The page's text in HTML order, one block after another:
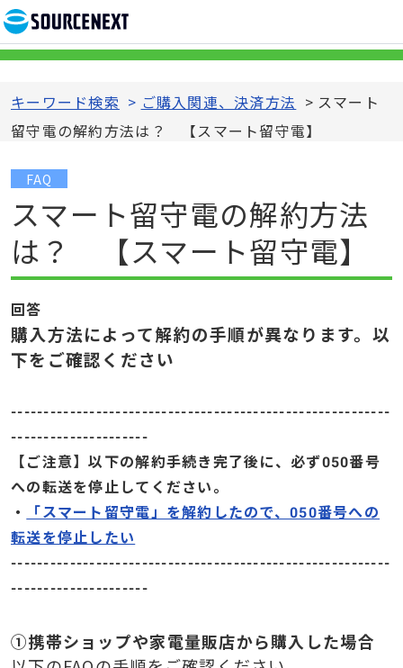
キーワード検索 > ご購入関連、決済方法 > スマート
留守電の解約方法は？ 【スマート留守電】
FAQ
スマート留守電の解約方法
は？ 【スマート留守電】
回答
購入方法によって解約の手順が異なります。以
下をご確認ください
----------------------------------------------------------
---------------------
【ご注意】以下の解約手続き完了後に、必ず050番号
への転送を停止してください。
・
「スマート留守電」を解約したので、050番号への
転送を停止したい
----------------------------------------------------------
---------------------
①携帯ショップや家電量販店から購入した場合